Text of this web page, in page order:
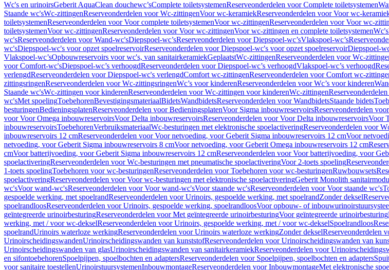
Wc's en urinoirsGeberit AquaClean douchewc’sComplete toiletsystemenReserveonderdelen voor Complete toiletsystemen
Staande wc'sWc-zittingenReserveonderdelen voor Wc-zittingenVoor wc-keramiekReserveonderdelen voor Voor wc-
toiletsystemenReserveonderdelen voor Voor complete toiletsystemenVoor wc-zittingenReserveonderdelen voor Voor wc-
toiletsystemenVoor wc-zittingenReserveonderdelen voor Voor wc-zittingenVoor wc-zittingen en complete toiletsystemenWc's
wc'sReserveonderdelen voor Wand-wc'sDiepspoel-wc’sReserveonderdelen voor Diepspoel-wc’sVlakspoel-wc’s
wc'sDiepspoel-wc's voor opzet spoelreservoirReserveonderdelen voor Diepspoel-wc's voor opzet spoelreservoirDiepspoel-
Vlakspoel-wc’sOpbouwreservoirs voor wc's, van sanitairkeramiekGeplaatstWc-zittingenReserveonderdelen voor Wc-
voor Comfort-wc'sDiepspoel-wc’s verhoogdReserveonderdelen voor Diepspoel-wc’s verhoogdVlakspoel-wc’s verhoogd
verlengdReserveonderdelen voor Diepspoel-wc's verlengdComfort wc-zittingenReserveonderdelen voor Comfort wc-
zittingsringenReserveonderdelen voor Wc-zittingsringenWc’s voor kinderenReserveonderdelen voor Wc’s voor kinderen
Staande wc'sWc-zittingen voor kinderenReserveonderdelen voor Wc-zittingen voor kinderenWc-zittingen
wc'sMet spoelingToebehorenBevestigingsmateriaalBidetsWandbidetsReserveonderdelen voor WandbidetsStaande bidets
besturingenBedieningsplatenReserveonderdelen voor BedieningsplatenVoor Sigma inbouwreservoirsReserveonderdelen
voor Voor Omega inbouwreservoirsVoor Delta inbouwreservoirsReserveonderdelen voor Voor Delta inbouwreservoirsVoor
inbouwreservoirsToebehorenVerbruiksmateriaalWc-besturingen met elektronische spoelactiveringReserveonderdelen voor
inbouwreservoirs 12 cmReserveonderdelen voor Voor netvoeding, voor Geberit Sigma inbouwreservoirs 12 cmVoor
netvoeding, voor Geberit Sigma inbouwreservoirs 8 cmVoor netvoeding, voor Geberit Omega inbouwreservoirs 12 cm
cmVoor batterijvoeding, voor Geberit Sigma inbouwreservoirs 12 cmReserveonderdelen voor Voor batterijvoeding, voor
spoelactiveringReserveonderdelen voor Wc-besturingen met pneumatische spoelactiveringVoor 2-toets spoeling
1-toets spoelingToebehoren voor wc-besturingenReserveonderdelen voor Toebehoren voor wc-besturingenRuwbouwsets
spoelactiveringReserveonderdelen voor Voor wc-besturingen met elektronische spoelactiveringGeberit Monolith
wc'sVoor wand-wc'sReserveonderdelen voor Voor wand-wc'sVoor staande wc'sReserveonderdelen voor Voor staande wc's
gespoelde werking, met spoelrandReserveonderdelen voor Urinoirs, gespoelde werking, met spoelrandZonder deksel
spoelrandloosReserveonderdelen voor Urinoirs, gespoelde werking, spoelrandloosVoor opbouw- of
geïntegreerde urinoirbesturingReserveonderdelen voor Met geïntegreerde urinoirbesturingVoor geïntegreerde urinoirbesturing
werking, met / voor wc-dekselReserveonderdelen voor Urinoirs, gespoelde werking, met / voor wc-dekselSpoelrandloos
spoelrandUrinoirs waterloze werkingReserveonderdelen voor Urinoirs waterloze werkingZonder dekselReserveonderdelen
UrinoirscheidingswandenUrinoirscheidingswanden van kunststofReserveonderdelen voor Urinoirscheidingswanden van
Urinoirscheidingswanden van glasUrinoirscheidingswanden van sanitairkeramiekReserveonderdelen voor
en sifontoebehorenSpoelpijpen, spoelbochten en adaptersReserveonderdelen voor Spoelpijpen, spoelbochten en adapters
voor sanitaire toestellenUrinoirstuursystemenInbouwmontageReserveonderdelen voor InbouwmontageMet elektronische